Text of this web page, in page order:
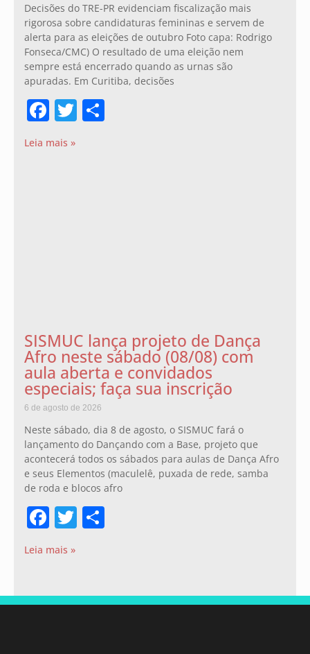
Decisões do TRE-PR evidenciam fiscalização mais
rigorosa sobre candidaturas femininas e servem de
alerta para as eleições de outubro Foto capa: Rodrigo
Fonseca/CMC) O resultado de uma eleição nem
sempre está encerrado quando as urnas são
apuradas. Em Curitiba, decisões
Facebook
Twitter
Leia mais »
SISMUC lança projeto de Dança
Afro neste sábado (08/08) com
aula aberta e convidados
especiais; faça sua inscrição
6 de agosto de 2026
Neste sábado, dia 8 de agosto, o SISMUC fará o
lançamento do Dançando com a Base, projeto que
acontecerá todos os sábados para aulas de Dança Afro
e seus Elementos (maculelê, puxada de rede, samba
de roda e blocos afro
Facebook
Twitter
Leia mais »